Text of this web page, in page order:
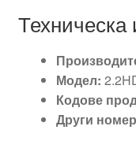
Модел:
Кодове
Други